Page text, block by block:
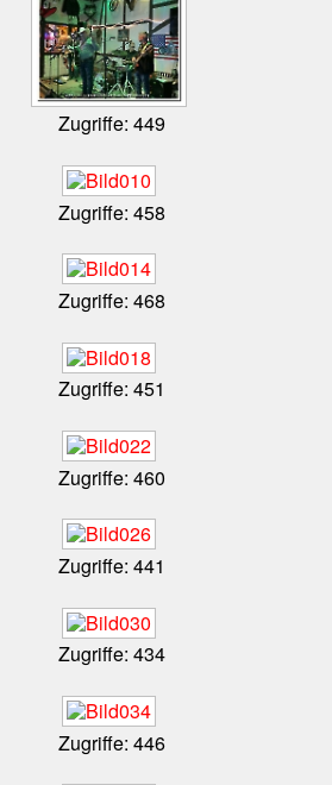
Zugriffe: 449
Zugriffe: 458
Zugriffe: 468
Zugriffe: 451
Zugriffe: 460
Zugriffe: 441
Zugriffe: 434
Zugriffe: 446